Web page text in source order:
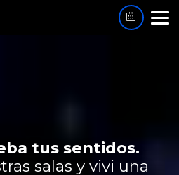
tus sentidos.
salas y vivi una